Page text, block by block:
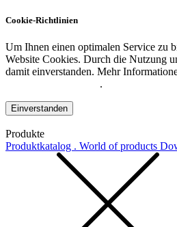
Cookie-Richtlinien
Um Ihnen einen optimalen Service zu
Website Cookies. Durch die Nutzung
damit einverstanden. Mehr
.
Einverstanden
Produkte
Produktkatalog . World of products